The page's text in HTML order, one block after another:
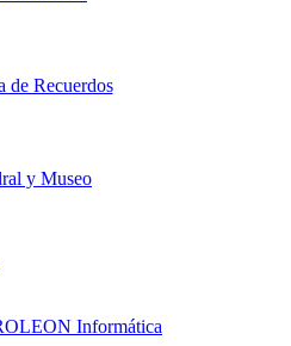
y Museo
Informática